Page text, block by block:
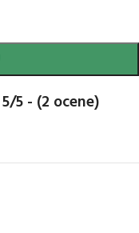
5/5 - (2 ocene)